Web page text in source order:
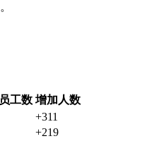
工数 增加人数
+311
+219